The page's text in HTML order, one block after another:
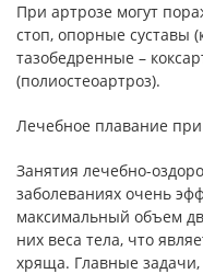
При артрозе могут
стоп, опорные суставы
тазобедренные –
(полиостеоартроз).
Лечебное плавание
Занятия лечебно-
заболеваниях очень
максимальный объем
них веса тела, что
хряща. Главные